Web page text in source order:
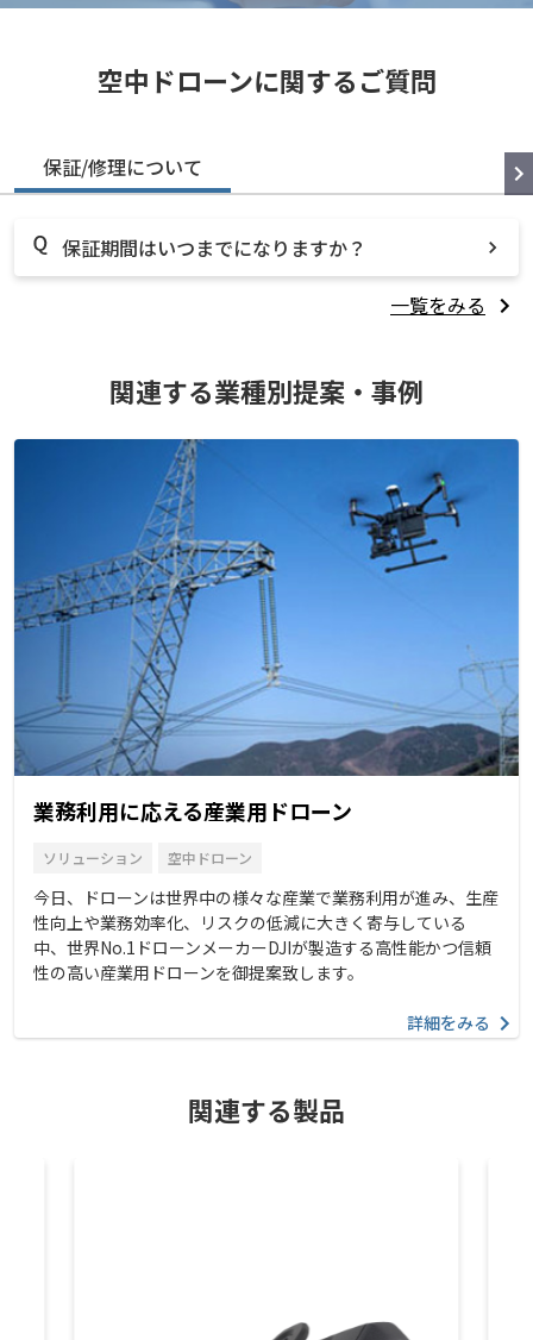
空中ドローンに関するご質問
保証/修理について
保証期間はいつまでになりますか？
一覧をみる
関連する業種別提案・事例
業務利用に応える産業用ドローン
ソリューション 空中ドローン
今日、ドローンは世界中の様々な産業で業務利用が進み、生産
性向上や業務効率化、リスクの低減に大きく寄与している
中、世界No.1ドローンメーカーDJIが製造する高性能かつ信頼
性の高い産業用ドローンを御提案致します。
詳細をみる
関連する製品